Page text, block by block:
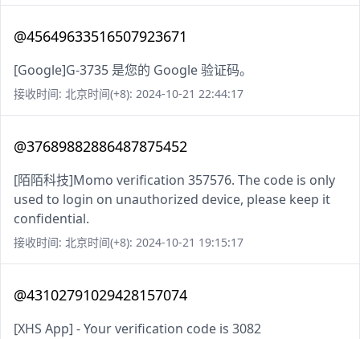
@45649633516507923671
[Google]G-3735 是您的 Google 验证码。
接收时间: 北京时间(+8): 2024-10-21 22:44:17
@37689882886487875452
[陌陌科技]Momo verification 357576. The code is only
used to login on unauthorized device, please keep it
confidential.
接收时间: 北京时间(+8): 2024-10-21 19:15:17
@43102791029428157074
[XHS App] - Your verification code is 3082